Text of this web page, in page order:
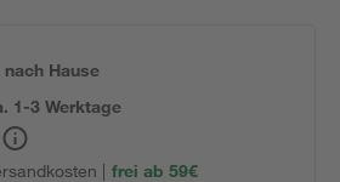
Hause
1-3 Werktage
| frei ab 59€